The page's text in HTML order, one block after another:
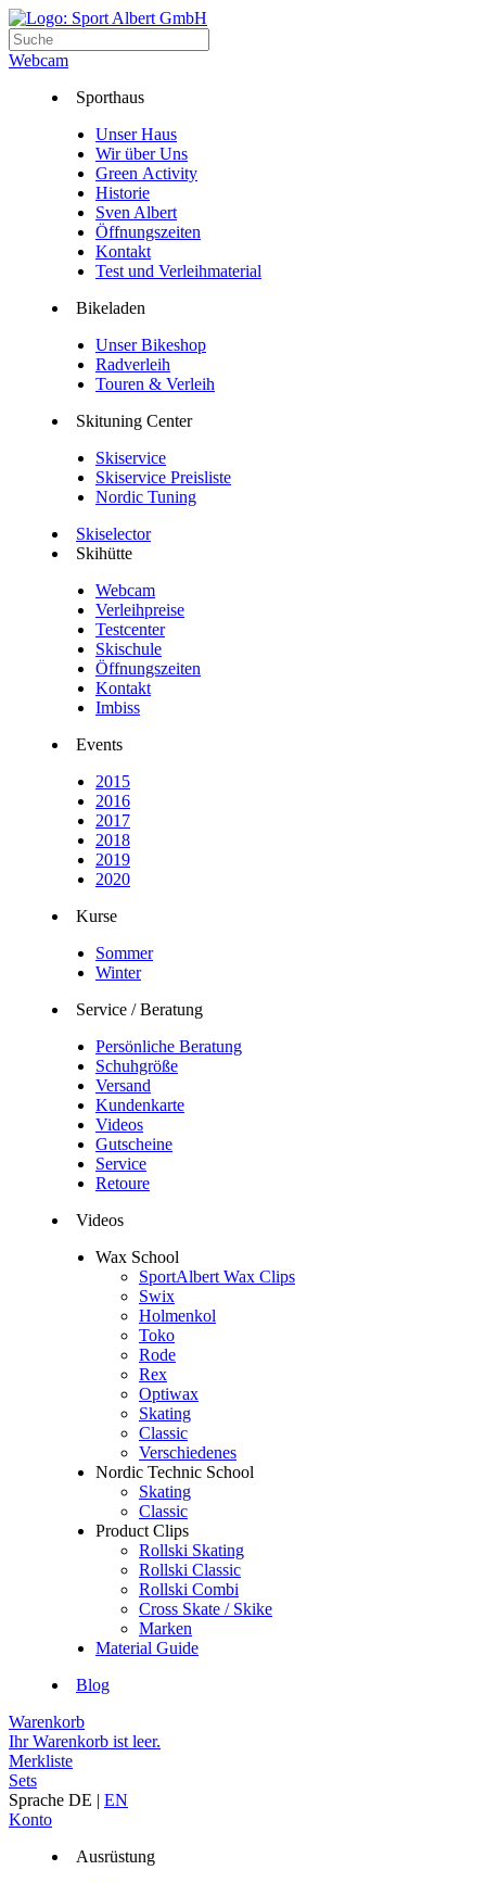
Webcam
Sporthaus
Unser Haus
Wir über Uns
Green Activity
Historie
Sven Albert
Öffnungszeiten
Kontakt
Test und Verleihmaterial
Bikeladen
Unser Bikeshop
Radverleih
Touren & Verleih
Skituning Center
Skiservice
Skiservice Preisliste
Nordic Tuning
Skiselector
Skihütte
Webcam
Verleihpreise
Testcenter
Skischule
Öffnungszeiten
Kontakt
Imbiss
Events
2015
2016
2017
2018
2019
2020
Kurse
Sommer
Winter
Service / Beratung
Persönliche Beratung
Schuhgröße
Versand
Kundenkarte
Videos
Gutscheine
Service
Retoure
Videos
Wax School
SportAlbert Wax Clips
Swix
Holmenkol
Toko
Rode
Rex
Optiwax
Skating
Classic
Verschiedenes
Nordic Technic School
Skating
Classic
Product Clips
Rollski Skating
Rollski Classic
Rollski Combi
Cross Skate / Skike
Marken
Material Guide
Blog
Warenkorb
Ihr Warenkorb ist leer.
Merkliste
Sets
Sprache DE | EN
Konto
Ausrüstung